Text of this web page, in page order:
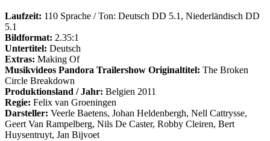
Laufzeit: 110 Sprache / Ton: Deutsch DD 5.1, Niederländisch DD
5.1
Bildformat: 2.35:1
Untertitel: Deutsch
Extras: Making Of
Musikvideos Pandora Trailershow Originaltitel: The Broken
Circle Breakdown
Produktionsland / Jahr: Belgien 2011
Regie: Felix van Groeningen
Darsteller: Veerle Baetens, Johan Heldenbergh, Nell Cattrysse,
Geert Van Rampelberg, Nils De Caster, Robby Cleiren, Bert
Huysentruyt, Jan Bijvoet